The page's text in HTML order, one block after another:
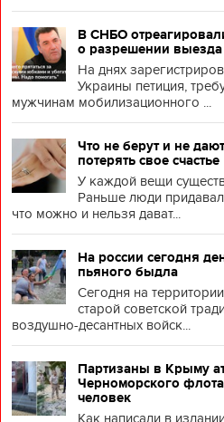
В СНБО
о разрешении
На днях
Украины петиция,
мужчинам мобилизационного ...
Что не берут и не
потерять свое счастье
У каждой вещи
Раньше люди
что можно и нельзя дават...
На россии сегодня
пьяного быдла
Сегодня на
старой советской
воздушно-десантных войск...
Партизаны в Крыму
Черноморского
человек
Как написали в